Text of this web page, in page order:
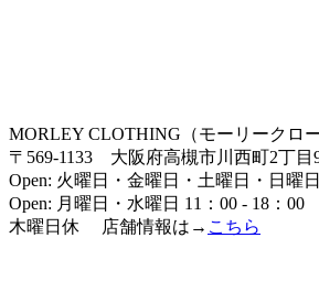
MORLEY CLOTHING（モーリークロー
〒569-1133 大阪府高槻市川西町2丁目
Open: 火曜日・金曜日・土曜日・日曜
Open: 月曜日・水曜日 11：00 - 18：00
木曜日休 店舗情報は→ こちら